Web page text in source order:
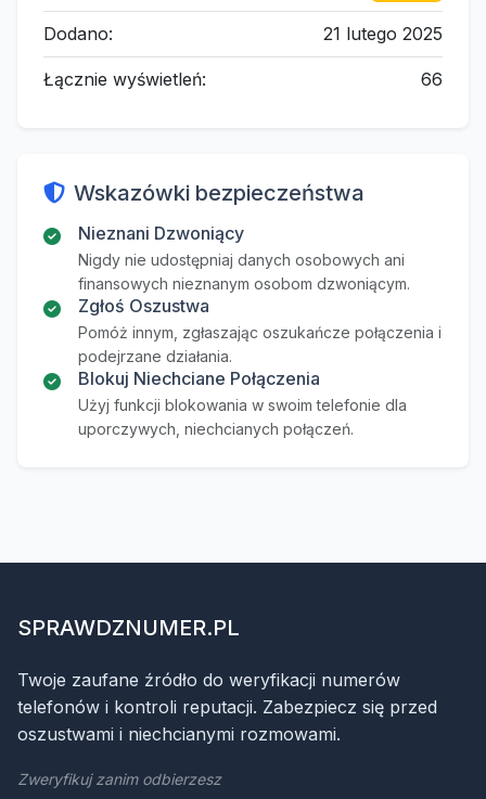
Dodano: 21 lutego 2025
Łącznie wyświetleń: 66
Wskazówki bezpieczeństwa
Nieznani Dzwoniący
Nigdy nie udostępniaj danych osobowych ani
finansowych nieznanym osobom dzwoniącym.
Zgłoś Oszustwa
Pomóż innym, zgłaszając oszukańcze połączenia i
podejrzane działania.
Blokuj Niechciane Połączenia
Użyj funkcji blokowania w swoim telefonie dla
uporczywych, niechcianych połączeń.
SPRAWDZNUMER.PL
Twoje zaufane źródło do weryfikacji numerów
telefonów i kontroli reputacji. Zabezpiecz się przed
oszustwami i niechcianymi rozmowami.
Zweryfikuj zanim odbierzesz